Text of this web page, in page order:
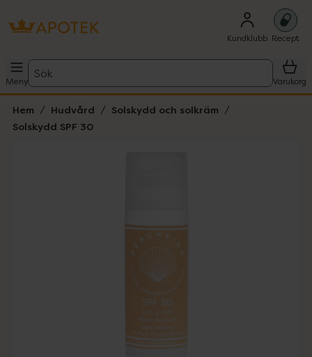
Kundklubb Recept
Meny
Sök
Varukorg
Hem Hudvård
Solskydd och solkräm
Solskydd SPF 30